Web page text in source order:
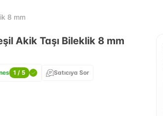
8 mm
Akik Taşı Bileklik 8 mm
1 / 5 Satıcıya Sor